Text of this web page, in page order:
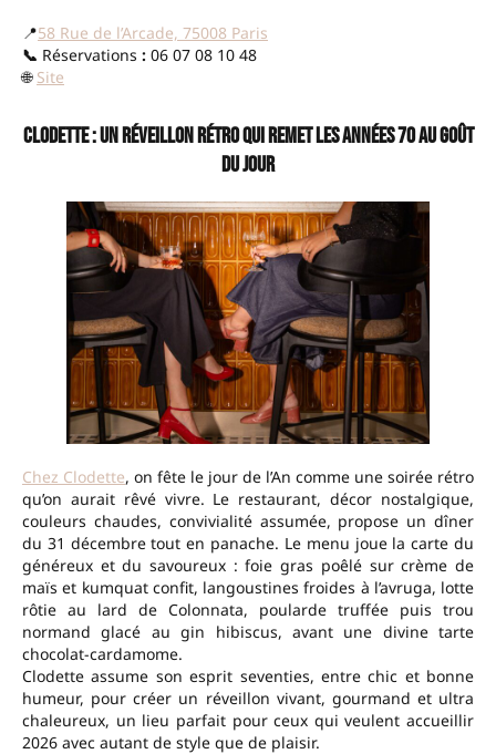
📍58 Rue de l’Arcade, 75008 Paris
📞 Réservations : 06 07 08 10 48
🌐 Site
Clodette : Un réveillon rétro qui remet les années 70 au goût
du jour
Chez Clodette, on fête le jour de l’An comme une soirée rétro
qu’on aurait rêvé vivre. Le restaurant, décor nostalgique,
couleurs chaudes, convivialité assumée, propose un dîner
du 31 décembre tout en panache. Le menu joue la carte du
généreux et du savoureux : foie gras poêlé sur crème de
maïs et kumquat confit, langoustines froides à l’avruga, lotte
rôtie au lard de Colonnata, poularde truffée puis trou
normand glacé au gin hibiscus, avant une divine tarte
chocolat-cardamome.
Clodette assume son esprit seventies, entre chic et bonne
humeur, pour créer un réveillon vivant, gourmand et ultra
chaleureux, un lieu parfait pour ceux qui veulent accueillir
2026 avec autant de style que de plaisir.